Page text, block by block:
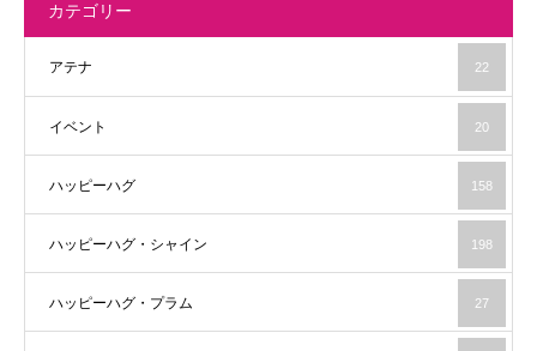
カテゴリー
アテナ 22
イベント 20
ハッピーハグ 158
ハッピーハグ・シャイン 198
ハッピーハグ・プラム 27